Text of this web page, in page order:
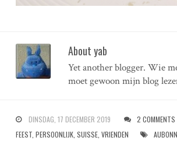
About yab
Yet another blogger. Wie
moet gewoon mijn blog
DINSDAG, 17 DECEMBER 2019 2 COMMENTS
FEEST, PERSOONLIJK, SUISSE, VRIENDEN